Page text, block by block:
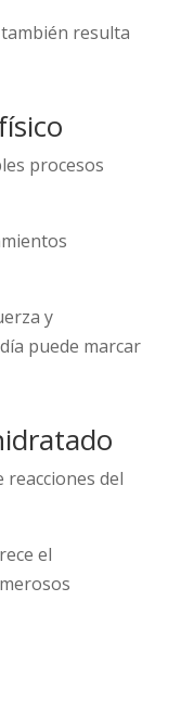
resulta
procesos
y
puede marcar
reacciones del
el